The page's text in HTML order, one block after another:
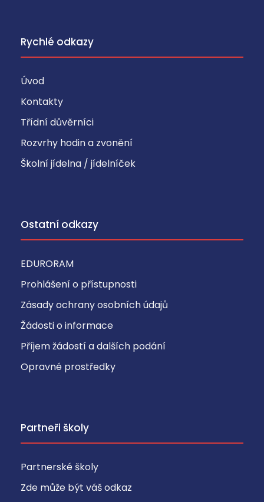
Rychlé odkazy
Úvod
Kontakty
Třídní důvěrníci
Rozvrhy hodin a zvonění
Školní jídelna / jídelníček
Ostatní odkazy
EDURORAM
Prohlášení o přístupnosti
Zásady ochrany osobních údajů
Žádosti o informace
Příjem žádostí a dalších podání
Opravné prostředky
Partneři školy
Partnerské školy
Zde může být váš odkaz